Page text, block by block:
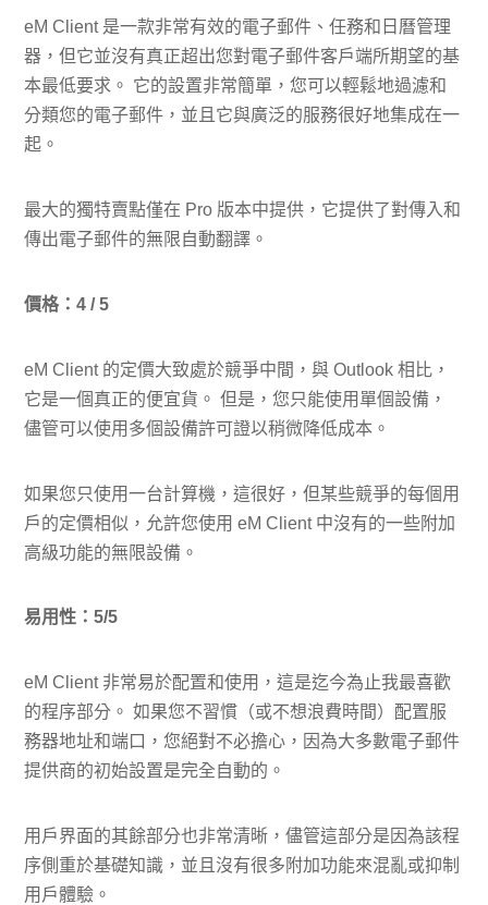
eM Client 是一款非常有效的電子郵件、任務和日曆管理
器，但它並沒有真正超出您對電子郵件客戶端所期望的基
本最低要求。 它的設置非常簡單，您可以輕鬆地過濾和
分類您的電子郵件，並且它與廣泛的服務很好地集成在一
起。
最大的獨特賣點僅在 Pro 版本中提供，它提供了對傳入和
傳出電子郵件的無限自動翻譯。
價格：4 / 5
eM Client 的定價大致處於競爭中間，與 Outlook 相比，
它是一個真正的便宜貨。 但是，您只能使用單個設備，
儘管可以使用多個設備許可證以稍微降低成本。
如果您只使用一台計算機，這很好，但某些競爭的每個用
戶的定價相似，允許您使用 eM Client 中沒有的一些附加
高級功能的無限設備。
易用性：5/5
eM Client 非常易於配置和使用，這是迄今為止我最喜歡
的程序部分。 如果您不習慣（或不想浪費時間）配置服
務器地址和端口，您絕對不必擔心，因為大多數電子郵件
提供商的初始設置是完全自動的。
用戶界面的其餘部分也非常清晰，儘管這部分是因為該程
序側重於基礎知識，並且沒有很多附加功能來混亂或抑制
用戶體驗。